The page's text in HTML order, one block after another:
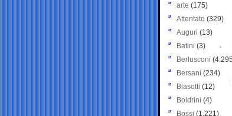
arte (175)
Attentato (329)
Auguri (13)
Batini (3)
Berlusconi
Bersani (234)
Biasotti (12)
Boldrini (4)
Bossi (1.221)